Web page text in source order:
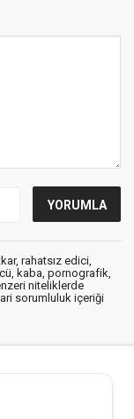
rahatsız edici,
kaba, pornografik,
niteliklerde
sorumluluk içeriği